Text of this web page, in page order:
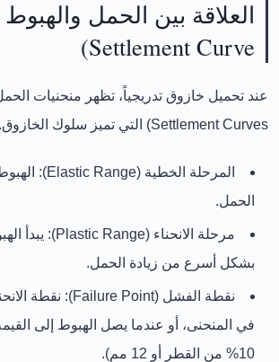
Settlement Curve)
عند تحميل خازوق تدريجياً، تظهر
Settlement Curves)
التي تميز سلوك
المرحلة الخطية (Elastic Range):
الحمل.
مرحلة الانحناء (Plastic Range):
يبدأ
بشكل أسرع من زيادة الحمل.
نقطة الفشل (Failure Point):
في المنحنى، أو عندما يصل الهبوط إلى
10% من القطر أو 12 مم).